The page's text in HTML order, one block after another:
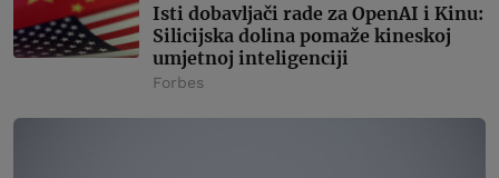
Isti dobavljači rade za OpenAI i Kinu:
Silicijska dolina pomaže kineskoj
umjetnoj inteligenciji
Forbes